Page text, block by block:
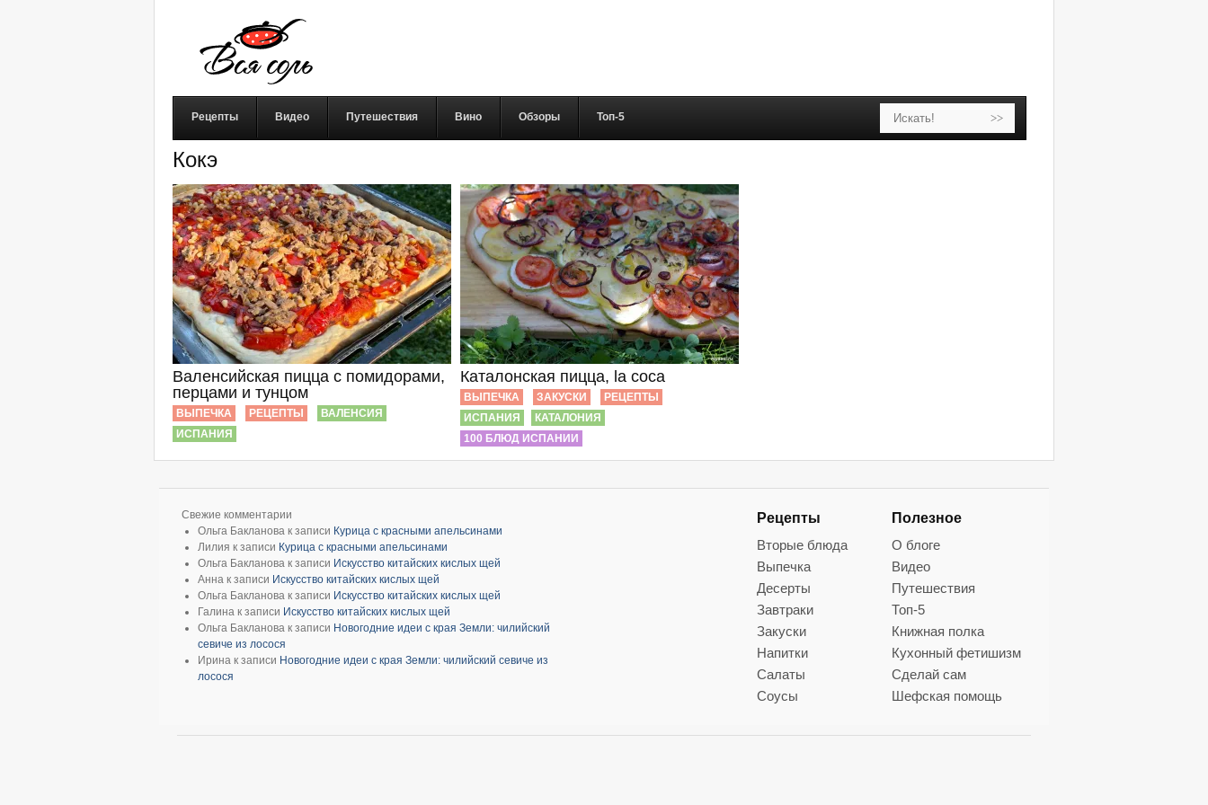
Рецепты Видео Путешествия Вино Обзоры Топ-5
Кокэ
Валенсийская пицца с помидорами,
перцами и тунцом
ВЫПЕЧКА РЕЦЕПТЫ
ВАЛЕНСИЯ
ИСПАНИЯ
Каталонская пицца, la coca
ВЫПЕЧКА ЗАКУСКИ
РЕЦЕПТЫ
ИСПАНИЯ
КАТАЛОНИЯ
100 БЛЮД ИСПАНИИ
Свежие комментарии
Ольга Бакланова к записи Курица с красными апельсинами
Лилия к записи Курица с красными апельсинами
Ольга Бакланова к записи Искусство китайских кислых щей
Анна к записи Искусство китайских кислых щей
Ольга Бакланова к записи Искусство китайских кислых щей
Галина к записи Искусство китайских кислых щей
Ольга Бакланова к записи Новогодние идеи с края Земли: чилийский
севиче из лосося
Ирина к записи Новогодние идеи с края Земли: чилийский севиче из
лосося
Рецепты
Вторые блюда
Выпечка
Десерты
Завтраки
Закуски
Напитки
Салаты
Соусы
Полезное
О блоге
Видео
Путешествия
Топ-5
Книжная полка
Кухонный фетишизм
Сделай сам
Шефская помощь